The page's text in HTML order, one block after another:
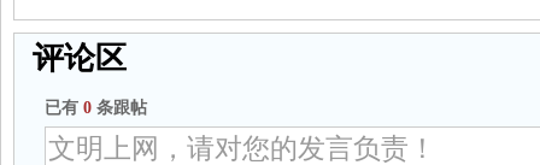
评论区
已有 0 条跟帖